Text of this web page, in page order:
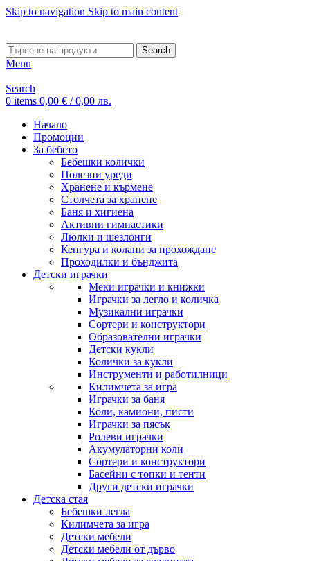
Skip to navigation Skip to main content
Search
Menu
Search
0 items 0,00 € / 0,00 лв.
Начало
Промоции
За бебето
Бебешки колички
Полезни уреди
Хранене и кърмене
Столчета за хранене
Баня и хигиена
Активни гимнастики
Люлки и шезлонги
Кенгура и колани за прохождане
Проходилки и бънджита
Детски играчки
Меки играчки и книжки
Играчки за легло и количка
Музикални играчки
Сортери и конструктори
Образователни играчки
Детски кукли
Колички за кукли
Инструменти и работилници
Килимчета за игра
Играчки за баня
Коли, камиони, писти
Играчки за пясък
Ролеви играчки
Акумулаторни коли
Сортери и конструктори
Басейни с топки и тенти
Други детски играчки
Детска стая
Бебешки легла
Килимчета за игра
Детски мебели
Детски мебели от дърво